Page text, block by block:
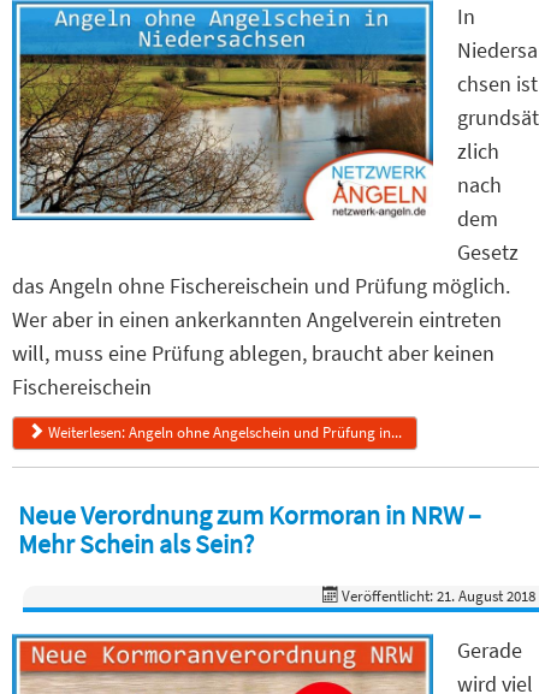
In
Niedersa
chsen ist
grundsät
zlich
nach
dem
Gesetz
das Angeln ohne Fischereischein und Prüfung möglich.
Wer aber in einen ankerkannten Angelverein eintreten
will, muss eine Prüfung ablegen, braucht aber keinen
Fischereischein
Weiterlesen: Angeln ohne Angelschein und Prüfung in...
Neue Verordnung zum Kormoran in NRW –
Mehr Schein als Sein?
Veröffentlicht: 21. August 2018
Gerade
wird viel